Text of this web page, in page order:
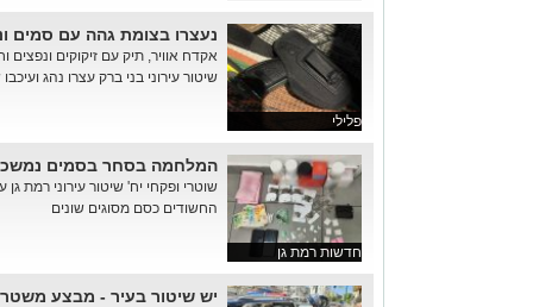
פלילי
נעצרו בצומת גהה עם סמים
אקדח אוויר, תיק עם זיקוקים
שיטור עירוני בני ברק עצרו נהג
חדשות רמת גן
המלחמה בסחר בסמים
שוטרי ופקחי יח' שיטור עירוני רמת
החשודים כסם מסוגים שונים
יש שיטור בעיר - מבצע